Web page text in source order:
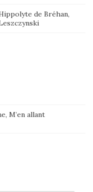
de Bréhan,
M’en allant